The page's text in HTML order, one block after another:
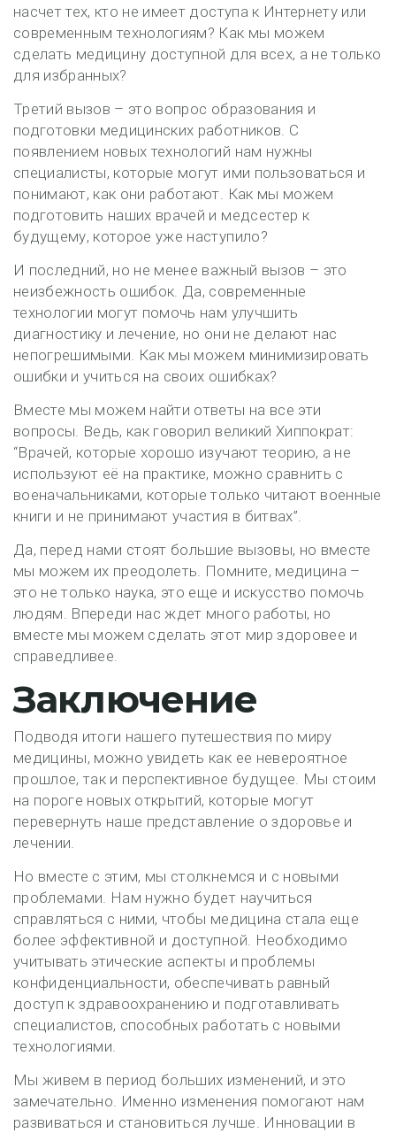
насчет тех, кто не имеет доступа к Интернету или
современным технологиям? Как мы можем
сделать медицину доступной для всех, а не только
для избранных?
Третий вызов – это вопрос образования и
подготовки медицинских работников. С
появлением новых технологий нам нужны
специалисты, которые могут ими пользоваться и
понимают, как они работают. Как мы можем
подготовить наших врачей и медсестер к
будущему, которое уже наступило?
И последний, но не менее важный вызов – это
неизбежность ошибок. Да, современные
технологии могут помочь нам улучшить
диагностику и лечение, но они не делают нас
непогрешимыми. Как мы можем минимизировать
ошибки и учиться на своих ошибках?
Вместе мы можем найти ответы на все эти
вопросы. Ведь, как говорил великий Хиппократ:
“Врачей, которые хорошо изучают теорию, а не
используют её на практике, можно сравнить с
военачальниками, которые только читают военные
книги и не принимают участия в битвах”.
Да, перед нами стоят большие вызовы, но вместе
мы можем их преодолеть. Помните, медицина –
это не только наука, это еще и искусство помочь
людям. Впереди нас ждет много работы, но
вместе мы можем сделать этот мир здоровее и
справедливее.
Заключение
Подводя итоги нашего путешествия по миру
медицины, можно увидеть как ее невероятное
прошлое, так и перспективное будущее. Мы стоим
на пороге новых открытий, которые могут
перевернуть наше представление о здоровье и
лечении.
Но вместе с этим, мы столкнемся и с новыми
проблемами. Нам нужно будет научиться
справляться с ними, чтобы медицина стала еще
более эффективной и доступной. Необходимо
учитывать этические аспекты и проблемы
конфиденциальности, обеспечивать равный
доступ к здравоохранению и подготавливать
специалистов, способных работать с новыми
технологиями.
Мы живем в период больших изменений, и это
замечательно. Именно изменения помогают нам
развиваться и становиться лучше. Инновации в